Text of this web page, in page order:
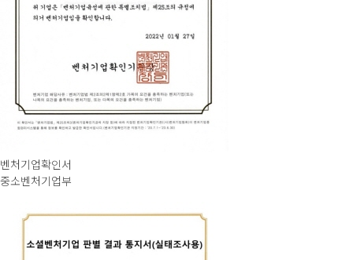
벤처기업확인서
중소벤처기업부